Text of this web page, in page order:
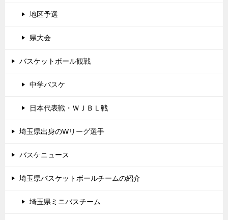
地区予選
県大会
バスケットボール観戦
中学バスケ
日本代表戦・ＷＪＢＬ戦
埼玉県出身のWリーグ選手
バスケニュース
埼玉県バスケットボールチームの紹介
埼玉県ミニバスチーム